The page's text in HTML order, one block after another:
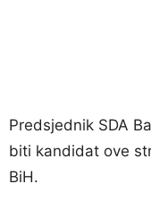
Predsjednik SDA
biti kandidat ove
BiH.